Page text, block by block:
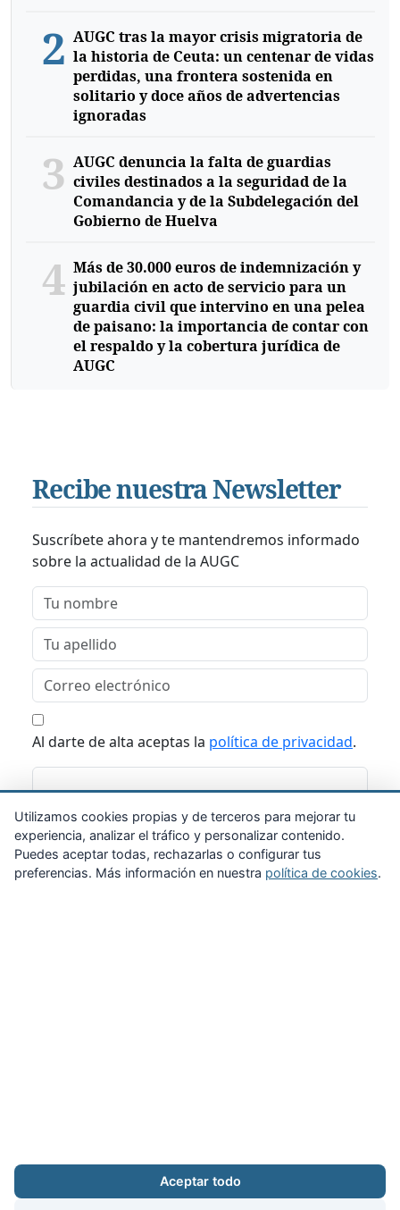
2 AUGC tras la mayor crisis migratoria de
la historia de Ceuta: un centenar de vidas
perdidas, una frontera sostenida en
solitario y doce años de advertencias
ignoradas
3 AUGC denuncia la falta de guardias
civiles destinados a la seguridad de la
Comandancia y de la Subdelegación del
Gobierno de Huelva
4 Más de 30.000 euros de indemnización y
jubilación en acto de servicio para un
guardia civil que intervino en una pelea
de paisano: la importancia de contar con
el respaldo y la cobertura jurídica de
AUGC
Recibe nuestra Newsletter
Suscríbete ahora y te mantendremos informado
sobre la actualidad de la AUGC
Al darte de alta aceptas la política de privacidad.
Suscribirme
Aviso legal · Cookies · Configurar cookies · Privacidad · Contacto
Calle Puerto Rico, 29 local C · 28016 Madrid
Utilizamos cookies propias y de terceros para mejorar tu
experiencia, analizar el tráfico y personalizar contenido.
Puedes aceptar todas, rechazarlas o configurar tus
preferencias. Más información en nuestra política de cookies.
Aceptar todo